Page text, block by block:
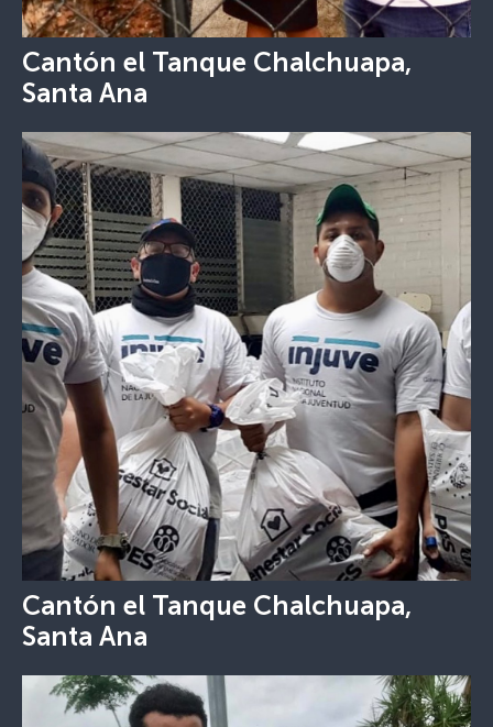
Cantón el Tanque Chalchuapa,
Santa Ana
Cantón el Tanque Chalchuapa,
Santa Ana